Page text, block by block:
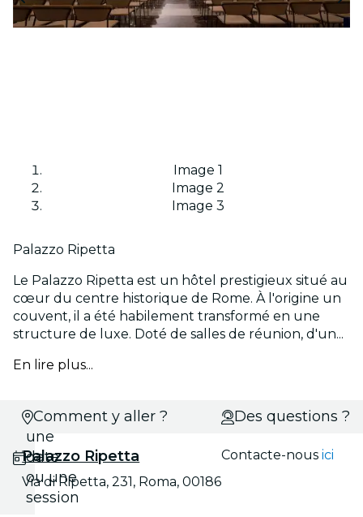
Image 1
Image 2
Image 3
Palazzo Ripetta
Le Palazzo Ripetta est un hôtel prestigieux situé au
cœur du centre historique de Rome. À l'origine un
couvent, il a été habilement transformé en une
structure de luxe. Doté de salles de réunion, d'un...
En lire plus...
Choisis
une
date
ou une
session
Comment y aller ?
Palazzo Ripetta
Via di Ripetta, 231, Roma, 00186
Des questions ?
Contacte-nousici